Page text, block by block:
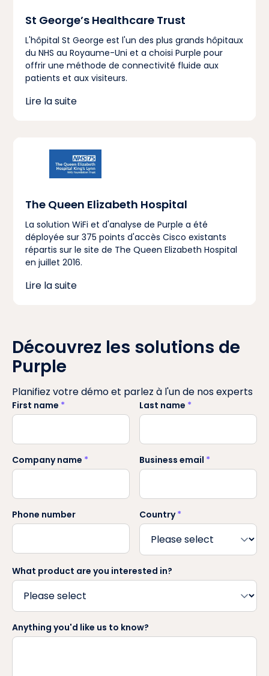
St George’s Healthcare Trust
L'hôpital St George est l'un des plus grands hôpitaux
du NHS au Royaume-Uni et a choisi Purple pour
offrir une méthode de connectivité fluide aux
patients et aux visiteurs.
Lire la suite
The Queen Elizabeth Hospital
La solution WiFi et d'analyse de Purple a été
déployée sur 375 points d'accès Cisco existants
répartis sur le site de The Queen Elizabeth Hospital
en juillet 2016.
Lire la suite
Découvrez les solutions de
Purple
Planifiez votre démo et parlez à l'un de nos experts
First name * Last name *
Company name * Business email *
Phone number Country*
What product are you interested in?
Anything you'd like us to know?